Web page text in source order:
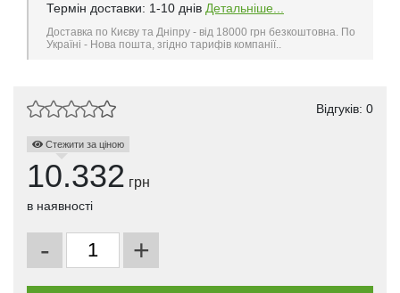
Термін доставки: 1-10 днів Детальніше...
Доставка по Києву та Дніпру - від 18000 грн безкоштовна. По
Україні - Нова пошта, згідно тарифів компанії..
Відгуків: 0
Стежити за ціною
10.332 грн
в наявності
- +